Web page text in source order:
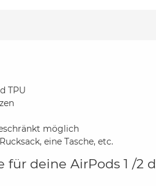
TPU
möglich
eine Tasche, etc.
deine AirPods 1 /2